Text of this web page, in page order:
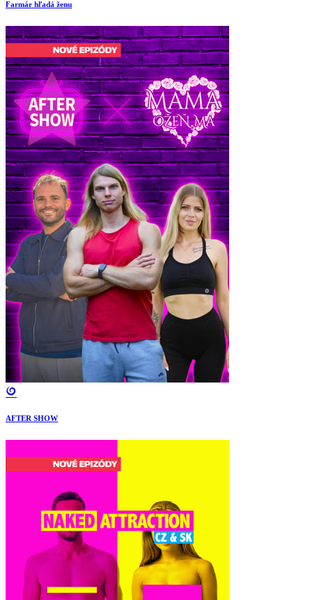
Farmár hľadá ženu
AFTER SHOW